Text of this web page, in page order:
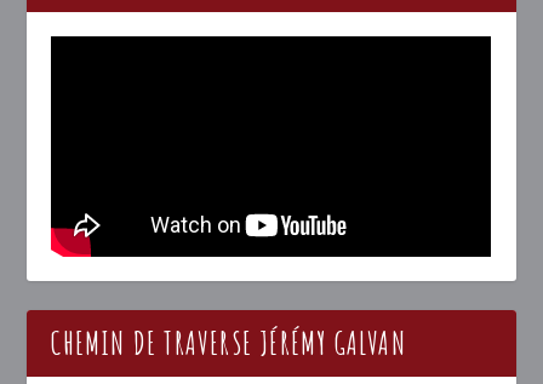
CHEMIN DE TRAVERSE JÉRÉMY GALVAN